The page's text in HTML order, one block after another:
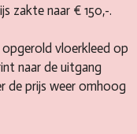
zakte naar € 150,-.
vloerkleed op
naar de uitgang
de prijs weer omhoog